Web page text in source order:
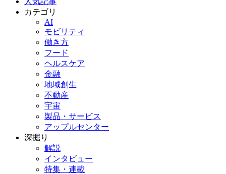
カテゴリ
AI
モビリティ
働き方
フード
ヘルスケア
金融
地域創生
不動産
宇宙
製品・サービス
アップルセンター
深掘り
解説
インタビュー
特集・連載